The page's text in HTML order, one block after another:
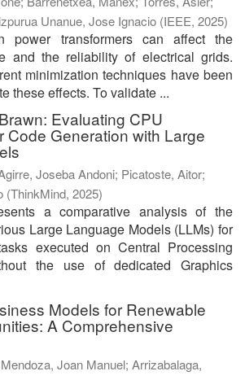
Unanue, Jose Ignacio (IEEE, 2025)
power transformers can affect the
and the reliability of electrical grids.
minimization techniques have been
these effects. To validate ...
Evaluating CPU
Code Generation with Large
Joseba Andoni; Picatoste, Aitor;
(ThinkMind, 2025)
a comparative analysis of the
Large Language Models (LLMs) for
executed on Central Processing
the use of dedicated Graphics
Models for Renewable
A Comprehensive
Mendoza, Joan Manuel; Arrizabalaga,